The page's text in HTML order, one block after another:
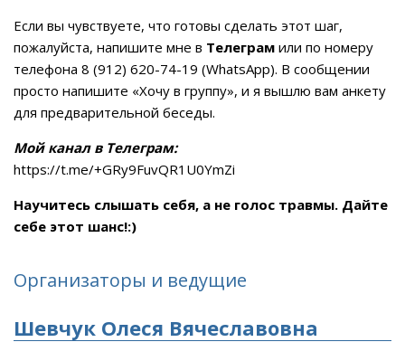
Если вы чувствуете, что готовы сделать этот шаг,
пожалуйста, напишите мне в Телеграм или по номеру
телефона 8 (912) 620-74-19 (WhatsApp). В сообщении
просто напишите «Хочу в группу», и я вышлю вам анкету
для предварительной беседы.
Мой канал в Телеграм:
https://t.me/+GRy9FuvQR1U0YmZi
Научитесь слышать себя, а не голос травмы. Дайте
себе этот шанс!:)
Организаторы и ведущие
Шевчук Олеся Вячеславовна